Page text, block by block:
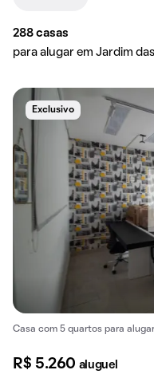
288 casas
para alugar em Jardim
Exclusivo
Casa com 5 quartos para
R$ 5.260 aluguel